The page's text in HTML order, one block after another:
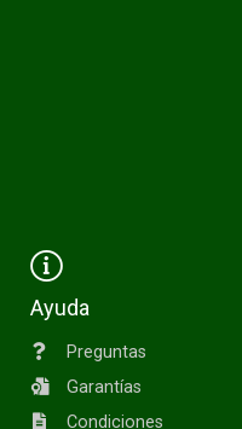
Ayuda
Preguntas
Garantías
Condiciones